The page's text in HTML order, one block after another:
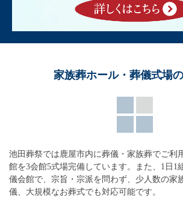
家族葬ホール・葬儀式場
池田葬祭では鹿屋市内に葬儀・家族葬でご利
館を3会館5式場完備しています。
また、1日1
儀会館で、宗旨・宗派を問わず、 少人数の家
儀、大規模なお葬式でも対応可能です。